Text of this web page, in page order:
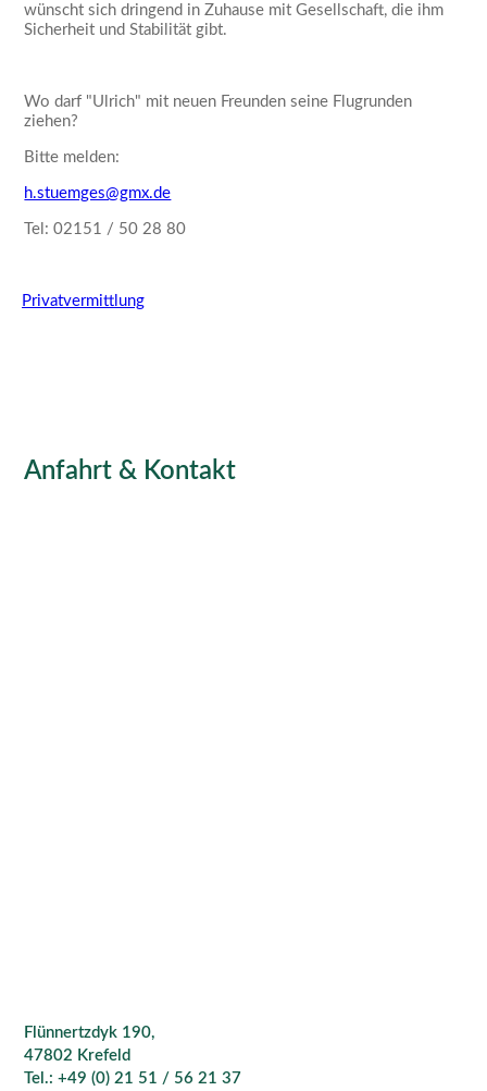
wünscht sich dringend in Zuhause mit Gesellschaft, die ihm
Sicherheit und Stabilität gibt.
Wo darf Ulrich
mit neuen Freunden seine Flugrunden
ziehen?
Bitte melden:
h.stuemges@gmx.de
Tel: 02151 / 50 28 80
Privatvermittlung
Anfahrt & Kontakt
Flünnertzdyk 190,
47802 Krefeld
Tel.: +49 (0) 21 51 / 56 21 37